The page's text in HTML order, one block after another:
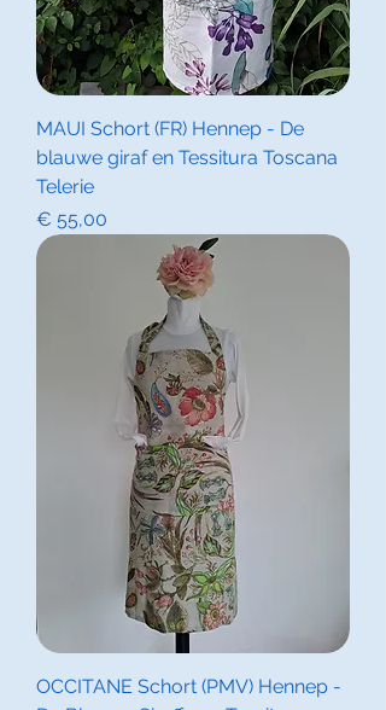
MAUI Schort (FR) Hennep - De
blauwe giraf en Tessitura Toscana
Telerie
Prijs
€ 55,00
OCCITANE Schort (PMV) Hennep -